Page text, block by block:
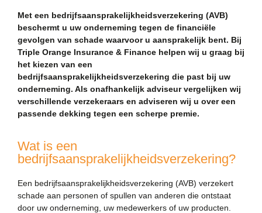
Met een bedrijfsaansprakelijkheidsverzekering (AVB)
beschermt u uw onderneming tegen de financiële
gevolgen van schade waarvoor u aansprakelijk bent. Bij
Triple Orange Insurance & Finance helpen wij u graag bij
het kiezen van een
bedrijfsaansprakelijkheidsverzekering die past bij uw
onderneming. Als onafhankelijk adviseur vergelijken wij
verschillende verzekeraars en adviseren wij u over een
passende dekking tegen een scherpe premie.
Wat is een
bedrijfsaansprakelijkheidsverzekering?
Een bedrijfsaansprakelijkheidsverzekering (AVB) verzekert
schade aan personen of spullen van anderen die ontstaat
door uw onderneming, uw medewerkers of uw producten.